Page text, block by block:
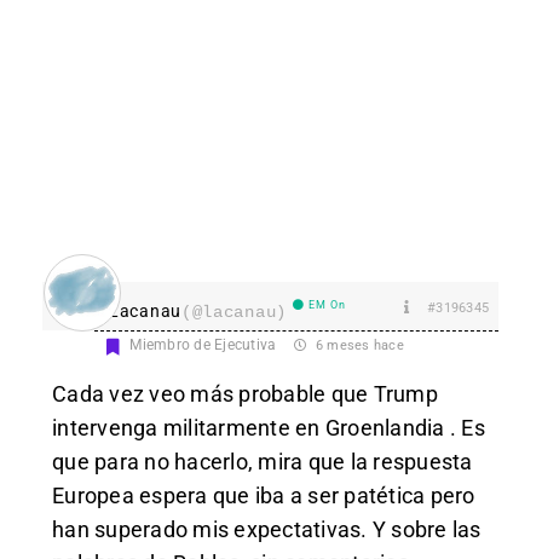
Lacanau (@lacanau) EM On #3196345
Miembro de Ejecutiva 6 meses hace
Cada vez veo más probable que Trump
intervenga militarmente en Groenlandia . Es
que para no hacerlo, mira que la respuesta
Europea espera que iba a ser patética pero
han superado mis expectativas. Y sobre las